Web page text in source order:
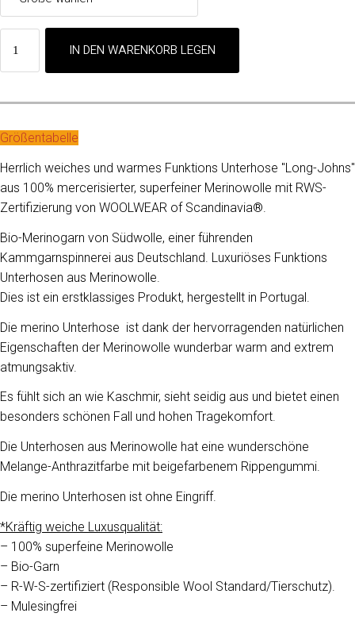
Größentabelle
Herrlich weiches und warmes Funktions Unterhose "Long-Johns"
aus 100% mercerisierter, superfeiner Merinowolle mit RWS-
Zertifizierung von WOOLWEAR of Scandinavia®.
Bio-Merinogarn von Südwolle, einer führenden
Kammgarnspinnerei aus Deutschland. Luxuriöses Funktions
Unterhosen aus Merinowolle.
Dies ist ein erstklassiges Produkt, hergestellt in Portugal.
Die merino Unterhose ist dank der hervorragenden natürlichen
Eigenschaften der Merinowolle wunderbar warm and extrem
atmungsaktiv.
Es fühlt sich an wie Kaschmir, sieht seidig aus und bietet einen
besonders schönen Fall und hohen Tragekomfort.
Die Unterhosen aus Merinowolle hat eine wunderschöne
Melange-Anthrazitfarbe mit beigefarbenem Rippengummi.
Die merino Unterhosen ist ohne Eingriff.
*Kräftig weiche Luxusqualität:
– 100% superfeine Merinowolle
– Bio-Garn
– R-W-S-zertifiziert (Responsible Wool Standard/Tierschutz).
– Mulesingfrei